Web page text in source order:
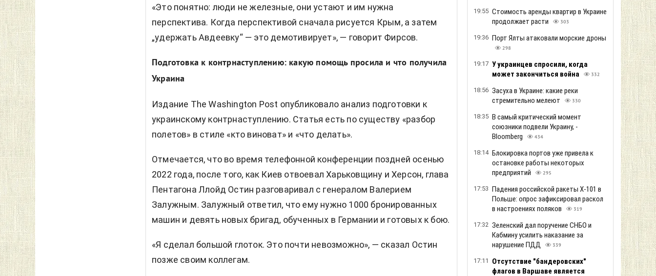
«Это понятно: люди не железные, они устают и им нужна
перспектива. Когда перспективой сначала рисуется Крым, а затем
„удержать Авдеевку“ — это демотивирует», — говорит Фирсов.
Подготовка к контрнаступлению: какую помощь просила и что получила
Украина
Издание The Washington Post опубликовало анализ подготовки к
украинскому контрнаступлению. Статья есть по существу «разбор
полетов» в стиле «кто виноват» и «что делать».
Отмечается, что во время телефонной конференции поздней осенью
2022 года, после того, как Киев отвоевал Харьковщину и Херсон, глава
Пентагона Ллойд Остин разговаривал с генералом Валерием
Залужным. Залужный ответил, что ему нужно 1000 бронированных
машин и девять новых бригад, обученных в Германии и готовых к бою.
«Я сделал большой глоток. Это почти невозможно», — сказал Остин
позже своим коллегам.
19:55 Стоимость аренды квартир в Украине
продолжает расти
303
19:36 Порт Ялты атаковали морские дроны
298
19:17 У украинцев спросили, когда
может закончиться война
332
18:56 Засуха в Украине: какие реки
стремительно мелеют
330
18:35 В самый критический момент
союзники подвели Украину, -
Bloomberg
434
18:14 Блокировка портов уже привела к
остановке работы некоторых
предприятий
295
17:53 Падения российской ракеты Х-101 в
Польше: опрос зафиксировал раскол
в настроениях поляков
319
17:32 Зеленский дал поручение СНБО и
Кабмину усилить наказание за
нарушение ПДД
339
17:11
Отсутствие "бандеровских"
флагов в Варшаве является